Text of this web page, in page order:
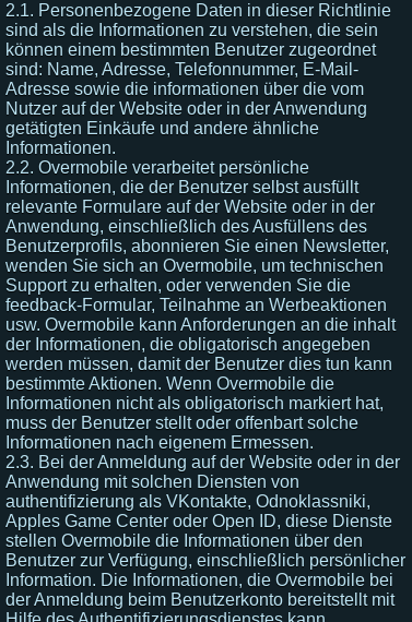
2.1. Personenbezogene Daten in dieser Richtlinie
sind als die Informationen zu verstehen, die sein
können einem bestimmten Benutzer zugeordnet
sind: Name, Adresse, Telefonnummer, E-Mail-
Adresse sowie die informationen über die vom
Nutzer auf der Website oder in der Anwendung
getätigten Einkäufe und andere ähnliche
Informationen.
2.2. Overmobile verarbeitet persönliche
Informationen, die der Benutzer selbst ausfüllt
relevante Formulare auf der Website oder in der
Anwendung, einschließlich des Ausfüllens des
Benutzerprofils, abonnieren Sie einen Newsletter,
wenden Sie sich an Overmobile, um technischen
Support zu erhalten, oder verwenden Sie die
feedback-Formular, Teilnahme an Werbeaktionen
usw. Overmobile kann Anforderungen an die inhalt
der Informationen, die obligatorisch angegeben
werden müssen, damit der Benutzer dies tun kann
bestimmte Aktionen. Wenn Overmobile die
Informationen nicht als obligatorisch markiert hat,
muss der Benutzer stellt oder offenbart solche
Informationen nach eigenem Ermessen.
2.3. Bei der Anmeldung auf der Website oder in der
Anwendung mit solchen Diensten von
authentifizierung als VKontakte, Odnoklassniki,
Apples Game Center oder Open ID, diese Dienste
stellen Overmobile die Informationen über den
Benutzer zur Verfügung, einschließlich persönlicher
Information. Die Informationen, die Overmobile bei
der Anmeldung beim Benutzerkonto bereitstellt mit